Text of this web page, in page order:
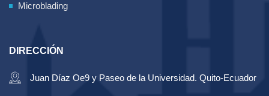
Microblading
DIRECCIÓN
Juan Díaz Oe9 y Paseo de la Universidad. Quito-Ecuador